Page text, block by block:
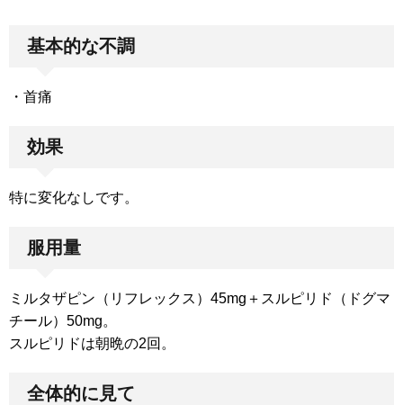
基本的な不調
・首痛
効果
特に変化なしです。
服用量
ミルタザピン（リフレックス）45mg＋スルピリド（ドグマ
チール）50mg。
スルピリドは朝晩の2回。
全体的に見て